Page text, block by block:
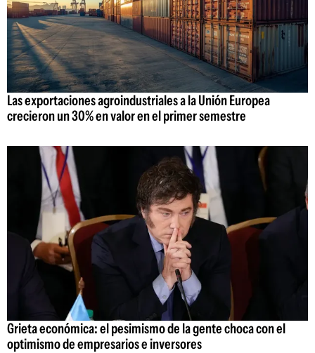
Las exportaciones agroindustriales a la Unión Europea
crecieron un 30% en valor en el primer semestre
Grieta económica: el pesimismo de la gente choca con el
optimismo de empresarios e inversores